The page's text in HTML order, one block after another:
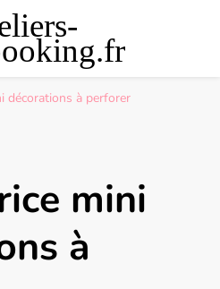
décorations à perforer
mini
à